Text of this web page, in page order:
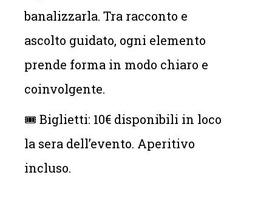
banalizzarla. Tra racconto e
ascolto guidato, ogni elemento
prende forma in modo chiaro e
coinvolgente.
🎟️ Biglietti: 10€ disponibili in loco
la sera dell’evento. Aperitivo
incluso.